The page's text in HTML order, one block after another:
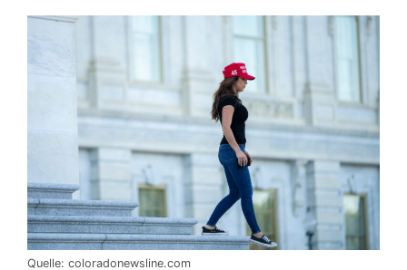
Quelle: coloradonewsline.com